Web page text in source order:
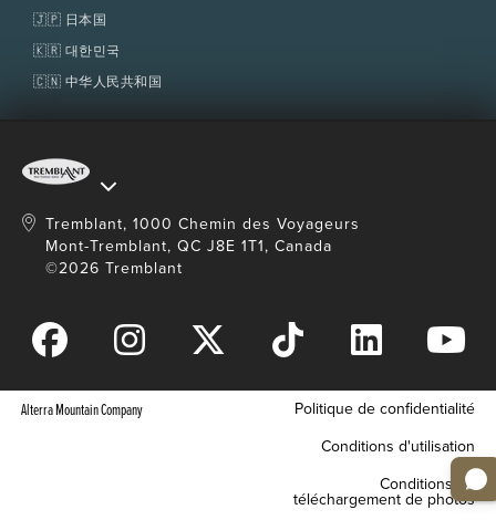
🇯🇵 日本国
🇰🇷 대한민국
🇨🇳 中华人民共和国
Tremblant, 1000 Chemin des Voyageurs
Mont-Tremblant, QC J8E 1T1, Canada
©2026 Tremblant
Alterra Mountain Company
Politique de confidentialité
Conditions d'utilisation
Conditions de
téléchargement de photos